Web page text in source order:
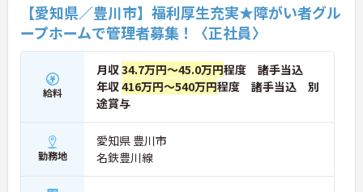
【愛知県／豊川市】福利厚生充実★障がい者グル
ープホームで管理者募集！〈正社員〉
給料
月収34.7万円～45.0万円程度 諸手当込
年収416万円～540万円程度 諸手当込 別
途賞与
勤務地
愛知県 豊川市
名鉄豊川線